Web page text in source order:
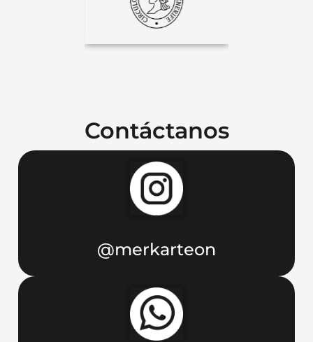
Contáctanos
@merkarteon